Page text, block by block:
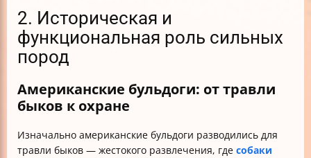
2. Историческая и
функциональная роль сильных
пород
Американские бульдоги: от травли
быков к охране
Изначально американские бульдоги разводились для
травли быков — жестокого развлечения, где собаки